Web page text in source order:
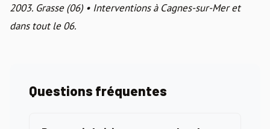
2003. Grasse (06) • Interventions à Cagnes-sur-Mer et
dans tout le 06.
Questions fréquentes